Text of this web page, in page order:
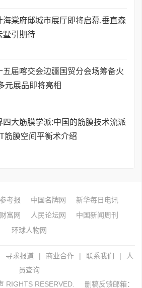
海棠府邸城市展厅即将启幕,垂直森
墅引期待
五届喀交会边疆国贸分会场筹备火
元展品即将亮相
四大筋膜学派:中国的筋膜技术流派
筋膜空间平衡术介绍
考报 中国名牌网
新华每日电讯
富网 人民论坛网
中国新闻周刊
环球人物网
寻求报道 | 商业合作 | 联系我们 |
人
员查询
RIGHTS RESERVED.
删稿反馈邮箱：